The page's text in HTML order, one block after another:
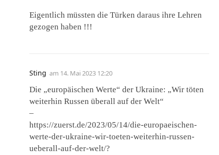
Eigentlich müssten die Türken daraus ihre Lehren
gezogen haben !!!
Sting am 14. Mai 2023 12:20
Die „europäischen Werte“ der Ukraine: „Wir töten
weiterhin Russen überall auf der Welt“
–
https://zuerst.de/2023/05/14/die-europaeischen-
werte-der-ukraine-wir-toeten-weiterhin-russen-
ueberall-auf-der-welt/?